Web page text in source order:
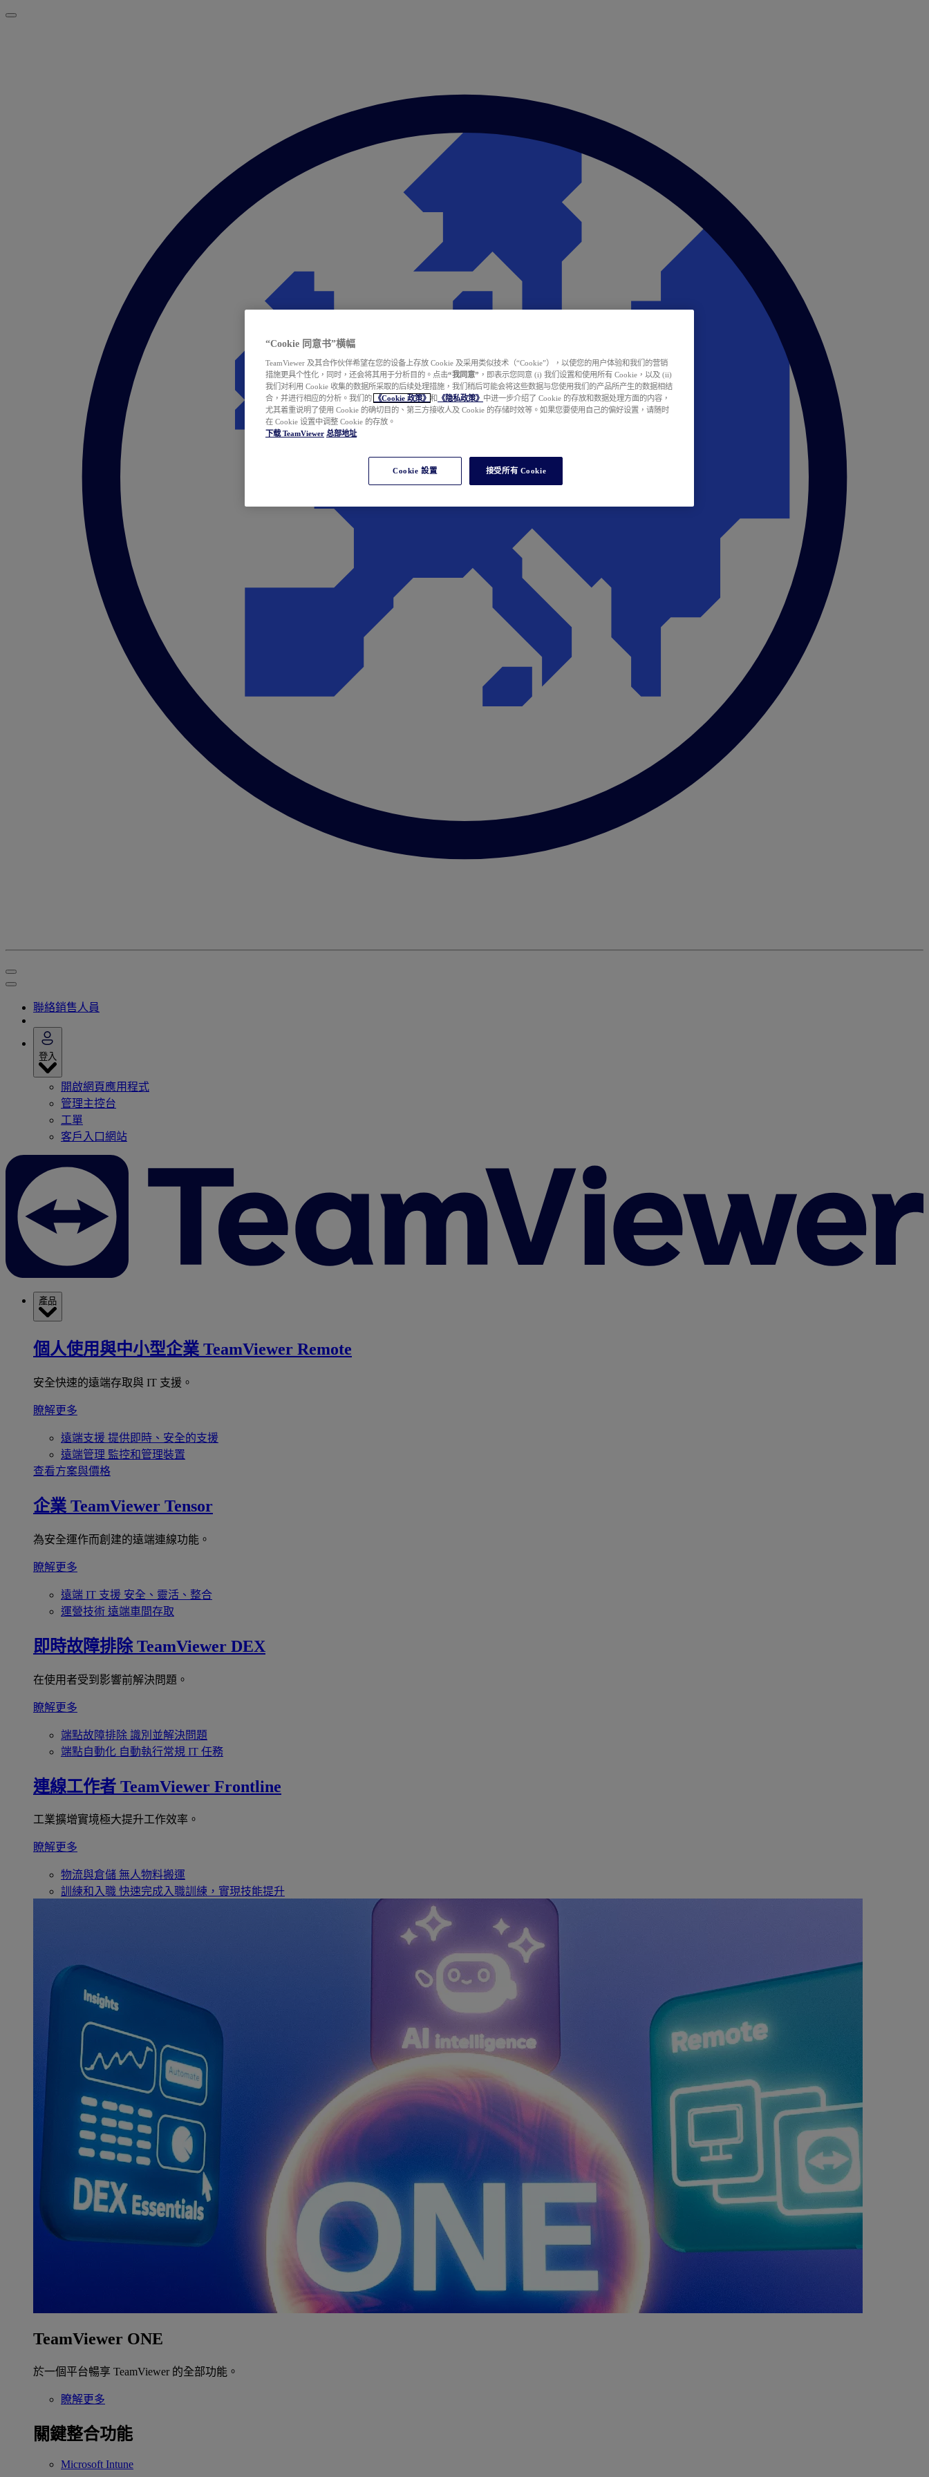
聯絡銷售人員
登入
開啟網頁應用程式
管理主控台
工單
客戶入口網站
產品
個人使用與中小型企業 TeamViewer Remote
安全快速的遠端存取與 IT 支援。
瞭解更多
遠端支援 提供即時、安全的支援
遠端管理 監控和管理裝置
查看方案與價格
企業 TeamViewer Tensor
為安全運作而創建的遠端連線功能。
瞭解更多
遠端 IT 支援 安全、靈活、整合
運營技術 遠端車間存取
即時故障排除 TeamViewer DEX
在使用者受到影響前解決問題。
瞭解更多
端點故障排除 識別並解決問題
端點自動化 自動執行常規 IT 任務
連線工作者 TeamViewer Frontline
工業擴增實境極大提升工作效率。
瞭解更多
物流與倉儲 無人物料搬運
訓練和入職 快速完成入職訓練，實現技能提升
TeamViewer ONE
於一個平台暢享 TeamViewer 的全部功能。
瞭解更多
關鍵整合功能
Microsoft Intune
“Cookie 同意书”横幅
TeamViewer 及其合作伙伴希望在您的设备上存放 Cookie 及采用类似技术（“Cookie”），以使您的用户体验和我们的营销
措施更具个性化，同时，还会将其用于分析目的。点击“我同意” ，即表示您同意 (i) 我们设置和使用所有 Cookie，以及 (ii)
我们对利用 Cookie 收集的数据所采取的后续处理措施，我们稍后可能会将这些数据与您使用我们的产品所产生的数据相结
合，并进行相应的分析。我们的
《Cookie 政策》 和 《隐私政策》 中进一步介绍了 Cookie 的存放和数据处理方面的内容，
尤其着重说明了使用 Cookie 的确切目的、第三方接收人及 Cookie 的存储时效等。如果您要使用自己的偏好设置，请随时
在 Cookie 设置中调整 Cookie 的存放。
下载 TeamViewer 总部地址
Cookie 設置 接受所有 Cookie